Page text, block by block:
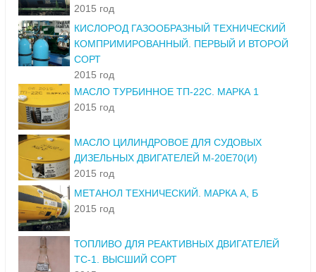
2015 год
КИСЛОРОД ГАЗООБРАЗНЫЙ ТЕХНИЧЕСКИЙ
КОМПРИМИРОВАННЫЙ. ПЕРВЫЙ И ВТОРОЙ
СОРТ
2015 год
МАСЛО ТУРБИННОЕ ТП-22С. МАРКА 1
2015 год
МАСЛО ЦИЛИНДРОВОЕ ДЛЯ СУДОВЫХ
ДИЗЕЛЬНЫХ ДВИГАТЕЛЕЙ М-20Е70(И)
2015 год
МЕТАНОЛ ТЕХНИЧЕСКИЙ. МАРКА А, Б
2015 год
ТОПЛИВО ДЛЯ РЕАКТИВНЫХ ДВИГАТЕЛЕЙ
ТС-1. ВЫСШИЙ СОРТ